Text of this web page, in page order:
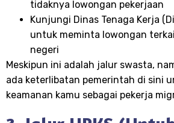
tidaknya lowongan pekerjaan
Kunjungi Dinas Tenaga Kerja
untuk meminta lowongan
negeri
Meskipun ini adalah jalur swasta,
ada keterlibatan pemerintah di sini
keamanan kamu sebagai pekerja